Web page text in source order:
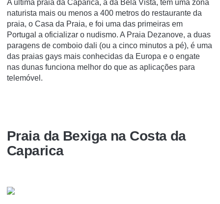
A última praia da Caparica, a da Bela Vista, tem uma zona
naturista mais ou menos a 400 metros do restaurante da
praia, o Casa da Praia, e foi uma das primeiras em
Portugal a oficializar o nudismo. A Praia Dezanove, a duas
paragens de comboio dali (ou a cinco minutos a pé), é uma
das praias gays mais conhecidas da Europa e o engate
nas dunas funciona melhor do que as aplicações para
telemóvel.
Praia da Bexiga na Costa da
Caparica